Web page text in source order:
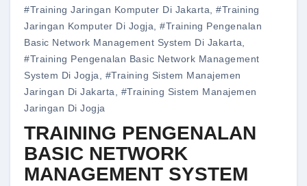
#training Jaringan Komputer Di Jakarta, #training
Jaringan Komputer Di Jogja, #training Pengenalan
Basic Network Management System Di Jakarta,
#training Pengenalan Basic Network Management
System Di Jogja, #training Sistem Manajemen
Jaringan Di Jakarta, #training Sistem Manajemen
Jaringan Di Jogja
TRAINING PENGENALAN
BASIC NETWORK
MANAGEMENT SYSTEM